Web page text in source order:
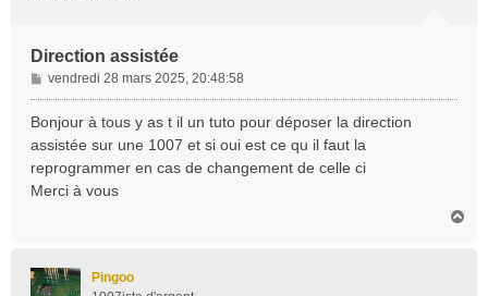
Direction assistée
M
e
s
g
e
vendredi 28 mars 2025, 20:48:58
Bonjour à tous y as t il un tuto pour déposer la direction
assistée sur une 1007 et si oui est ce qu il faut la
reprogrammer en cas de changement de celle ci
Merci à vous
Pingoo